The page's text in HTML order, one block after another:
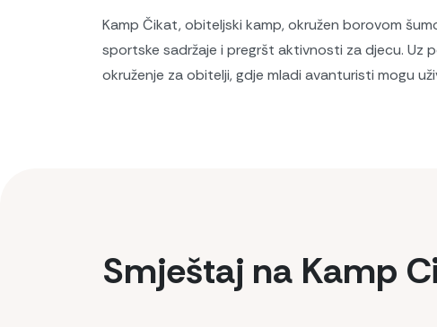
Kamp Čikat, obiteljski kamp, okružen borovom
sportske sadržaje i pregršt aktivnosti za djecu. Uz
okruženje za obitelji, gdje mladi avanturisti mogu
Smještaj na Kamp